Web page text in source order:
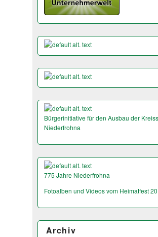
Bürgerinitiative für den Ausbau der
Niederfrohna
775 Jahre Niederfrohna
Fotoalben und Videos vom Heimatfest
Archiv